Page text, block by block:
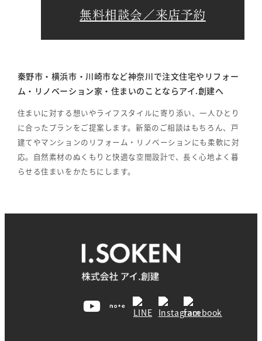
無料相談会／来店予約
秦野市・横浜市・川崎市など神奈川で注文住宅やリフォー
ム・リノベーション家・住まいのことならアイ.創建へ
住まいに対する想いやライフスタイルに寄り添い、一人ひとり
に合ったプランをご提案します。新築のご相談はもちろん、戸
建てやマンションのリフォーム・リノベーションにも柔軟に対
応。自然素材のぬくもりと快適な空間設計で、長く心地よく暮
らせる住まいをかたちにします。